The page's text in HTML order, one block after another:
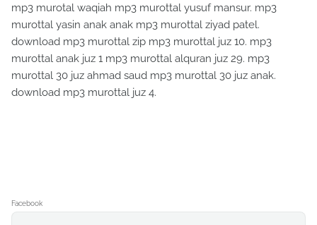
mp3 murotal waqiah mp3 murottal yusuf mansur. mp3
murottal yasin anak anak mp3 murottal ziyad patel.
download mp3 murottal zip mp3 murottal juz 10. mp3
murottal anak juz 1 mp3 murottal alquran juz 29. mp3
murottal 30 juz ahmad saud mp3 murottal 30 juz anak.
download mp3 murottal juz 4.
Facebook